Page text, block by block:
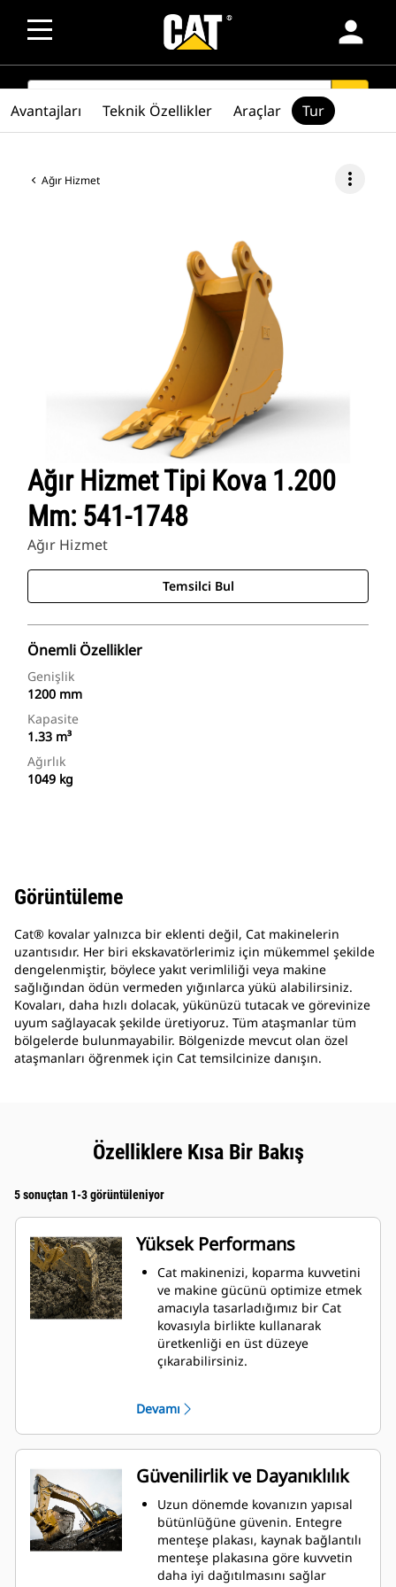
person
SEARCH
Ağır Hizmet more_vert
Ağır Hizmet Tipi Kova 1.200
Mm: 541-1748
Ağır Hizmet
Temsilci Bul
Önemli Özellikler
Genişlik
1200 mm
Kapasite
1.33 m³
Ağırlık
1049 kg
Avantajları Teknik Özellikler Araçlar Tur
Görüntüleme
Cat® kovalar yalnızca bir eklenti değil, Cat makinelerin
uzantısıdır. Her biri ekskavatörlerimiz için mükemmel şekilde
dengelenmiştir, böylece yakıt verimliliği veya makine
sağlığından ödün vermeden yığınlarca yükü alabilirsiniz.
Kovaları, daha hızlı dolacak, yükünüzü tutacak ve görevinize
uyum sağlayacak şekilde üretiyoruz. Tüm ataşmanlar tüm
bölgelerde bulunmayabilir. Bölgenizde mevcut olan özel
ataşmanları öğrenmek için Cat temsilcinize danışın.
Özelliklere Kısa Bir Bakış
5 sonuçtan 1-3 görüntüleniyor
Yüksek Performans
Cat makinenizi, koparma kuvvetini
ve makine gücünü optimize etmek
amacıyla tasarladığımız bir Cat
kovasıyla birlikte kullanarak
üretkenliği en üst düzeye
çıkarabilirsiniz.
İlave taban mesafesi, kovanın alt
tarafının kazı yapmamasını
sağlayarak bakım maliyetlerini
azaltır.
Kazma işlemi sırasında yakıt
tüketimi en yüksek düzeydedir. Cat
kovaları, makinenizin toplam
çalışma üretkenliğini iyileştirmek
amacıyla malzemeleri hızlı biçimde
kesmek üzere tasarlanmıştır.
Devamı
Güvenilirlik ve Dayanıklılık
Uzun dönemde kovanızın yapısal
bütünlüğüne güvenin. Entegre
menteşe plakası, kaynak bağlantılı
menteşe plakasına göre kuvvetin
daha iyi dağıtılmasını sağlar